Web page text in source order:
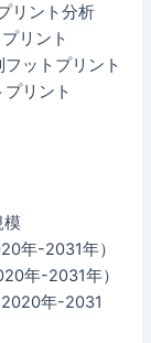
リント分析
リント
ットプリント
リント
模
年-2031年）
年-2031年）
年-2031